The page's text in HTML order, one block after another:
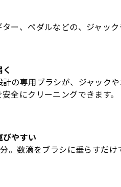
ー、ペダルなどの、ジャッ
の専用ブラシが、ジャック
全にクリーニングできます。
やすい
。数滴をブラシに垂らすだ